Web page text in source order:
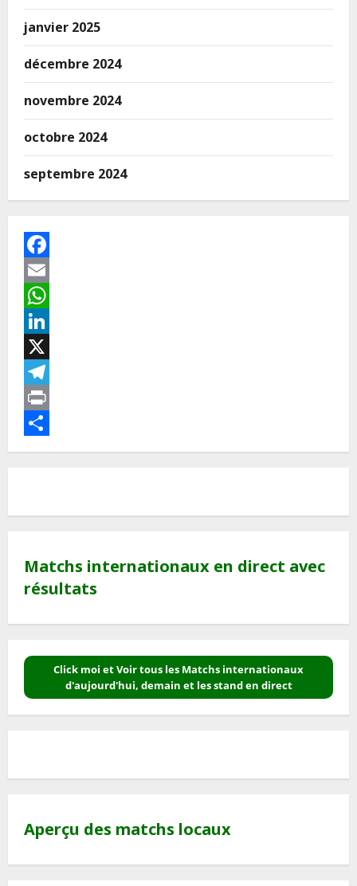
janvier 2025
décembre 2024
novembre 2024
octobre 2024
septembre 2024
Facebook
Email
WhatsApp
LinkedIn
X
Telegram
Print
Partager
Matchs internationaux en direct avec
résultats
Click moi et Voir tous les Matchs internationaux
d'aujourd'hui, demain et les stand en direct
Aperçu des matchs locaux